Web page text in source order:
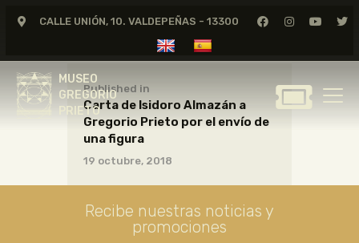
CALLE UNIÓN, 10. VALDEPEÑAS - 13300
MUSEO
GREGORIO
PRIETO
MUSEO
GREGORIO
GREGORIO PRIETO
MUSEO
ARCHIVO
CERTAMEN DE DIBUJO
FUNDACIÓN
Published in
Carta de Isidoro Almazán a
Gregorio Prieto por el envío de
una figura
19 octubre, 2018
Recibe nuestras noticias y
promociones